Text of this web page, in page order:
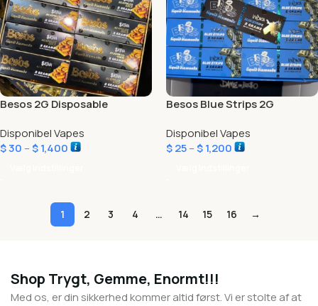
Besos 2G Disposable
Disponibel Vapes
$30 –$1,400
Besos Blue Strips 2G
Disponibel Vapes
$25–$1,200
1 2 3 4 … 14 15 16 →
Shop Trygt, Gemme, Enormt!!!
Med os, er din sikkerhed kommer altid først. Vi er stolte af at